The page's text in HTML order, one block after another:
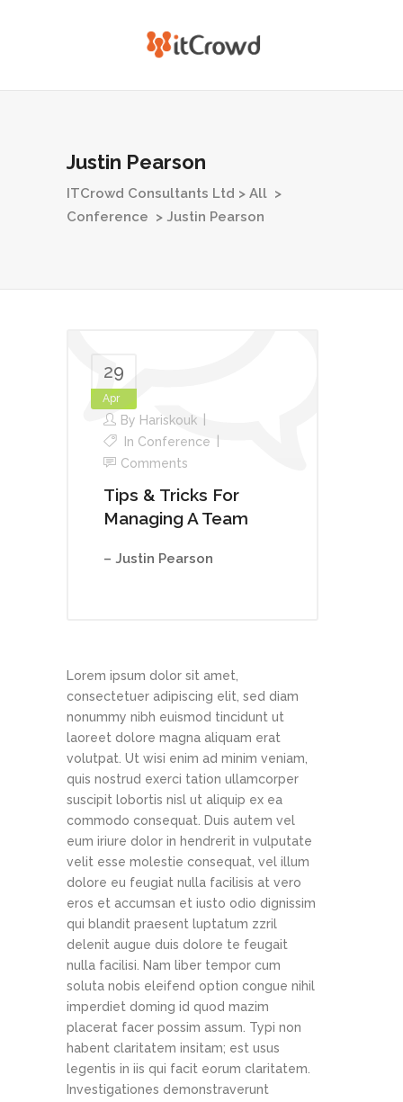
Justin Pearson
ITCrowd Consultants Ltd > All >
Conference > Justin Pearson
29
Apr
By Hariskouk
In Conference
Comments
Tips & Tricks For
Managing A Team
– Justin Pearson
Lorem ipsum dolor sit amet,
consectetuer adipiscing elit, sed diam
nonummy nibh euismod tincidunt ut
laoreet dolore magna aliquam erat
volutpat. Ut wisi enim ad minim veniam,
quis nostrud exerci tation ullamcorper
suscipit lobortis nisl ut aliquip ex ea
commodo consequat. Duis autem vel
eum iriure dolor in hendrerit in vulputate
velit esse molestie consequat, vel illum
dolore eu feugiat nulla facilisis at vero
eros et accumsan et iusto odio dignissim
qui blandit praesent luptatum zzril
delenit augue duis dolore te feugait
nulla facilisi. Nam liber tempor cum
soluta nobis eleifend option congue nihil
imperdiet doming id quod mazim
placerat facer possim assum. Typi non
habent claritatem insitam; est usus
legentis in iis qui facit eorum claritatem.
Investigationes demonstraverunt